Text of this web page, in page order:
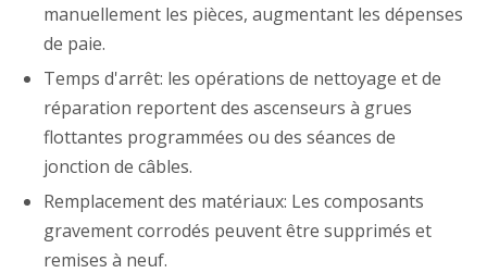
manuellement les pièces, augmentant les dépenses
de paie.
Temps d'arrêt: les opérations de nettoyage et de
réparation reportent des ascenseurs à grues
flottantes programmées ou des séances de
jonction de câbles.
Remplacement des matériaux: Les composants
gravement corrodés peuvent être supprimés et
remises à neuf.